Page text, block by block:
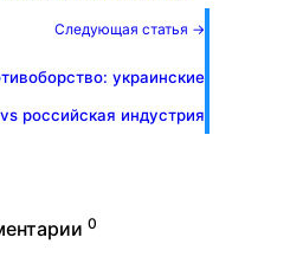
Следующая статья →
украинские
российская индустрия
0